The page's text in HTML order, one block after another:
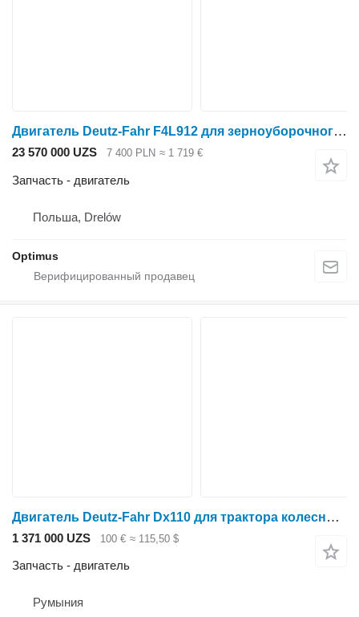
Двигатель Deutz-Fahr F4L912 для зерноуборочного комбайна Deutz-Fahr M 66,750,660,600
23 570 000 UZS 7 400 PLN ≈ 1 719 €
Запчасть - двигатель
Польша, Drelów
Optimus
Двигатель Deutz-Fahr Dx110 для трактора колесного Deutz-Fahr Dx110
1 371 000 UZS 100 € ≈ 115,50 $
Запчасть - двигатель
Румыния